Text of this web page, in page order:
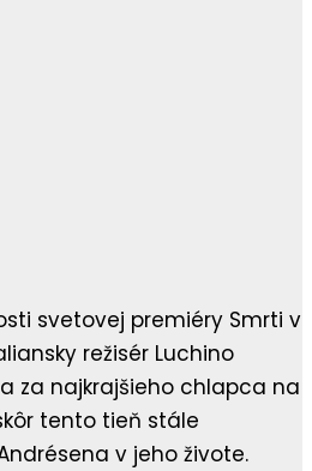
svetovej premiéry Smrti v
režisér Luchino
za najkrajšieho chlapca na
tento tieň stále
v jeho živote.